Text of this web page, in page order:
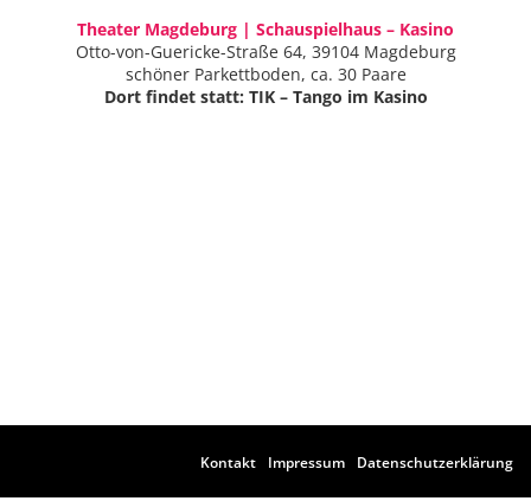
Theater Magdeburg | Schauspielhaus – Kasino
Otto-von-Guericke-Straße 64, 39104 Magdeburg
schöner Parkettboden, ca. 30 Paare
Dort findet statt: TIK – Tango im Kasino
Kontakt Impressum Datenschutzerklärung